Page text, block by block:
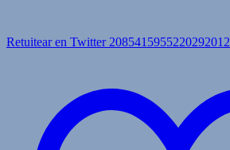
Retuitear en Twitter 2085415955220292012